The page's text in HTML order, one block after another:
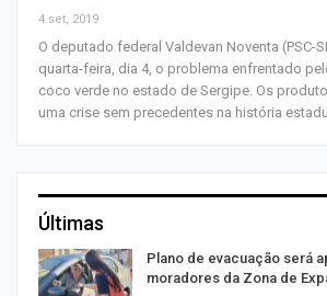
4 set, 2019
O deputado federal Valdevan Noventa (PSC-
quarta-feira, dia 4, o problema enfrentado
coco verde no estado de Sergipe. Os
uma crise sem precedentes na história
Últimas
Plano de evacuação será
moradores da Zona de